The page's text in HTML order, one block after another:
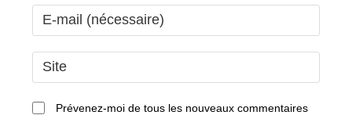
name
comment
Enter
your
email
address
comment
Saisir
l’URL
de
Prévenez-moi de tous les nouveaux commentaires